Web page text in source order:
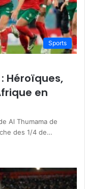
Sports
Héroïques,
en
Al Thumama de
des 1/4 de…